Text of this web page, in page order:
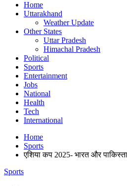
Home
Uttarakhand
Weather Update
Other States
Uttar Pradesh
Himachal Pradesh
Political
Sports
Entertainment
Jobs
National
Health
Tech
International
Home
Sports
एशिया कप 2025- भारत और
Sports